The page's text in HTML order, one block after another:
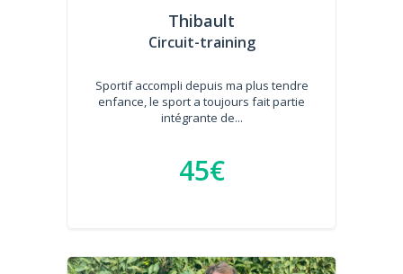
Thibault
Circuit-training
Sportif accompli depuis ma plus tendre
enfance, le sport a toujours fait partie
intégrante de...
45€